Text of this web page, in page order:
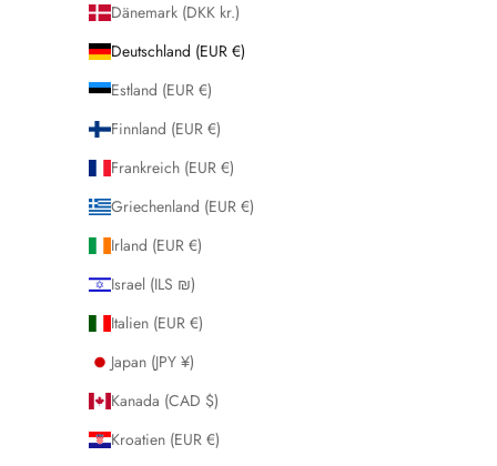
Dänemark (DKK kr.)
Deutschland (EUR €)
Estland (EUR €)
Finnland (EUR €)
Frankreich (EUR €)
Griechenland (EUR €)
Irland (EUR €)
Israel (ILS ₪)
Italien (EUR €)
Japan (JPY ¥)
Kanada (CAD $)
Kroatien (EUR €)